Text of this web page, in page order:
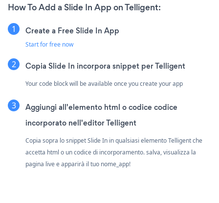
How To Add a Slide In App on Telligent:
Create a Free Slide In App
Start for free now
Copia Slide In incorpora snippet per Telligent
Your code block will be available once you create your app
Aggiungi all'elemento html o codice codice
incorporato nell'editor Telligent
Copia sopra lo snippet Slide In in qualsiasi elemento Telligent che
accetta html o un codice di incorporamento. salva, visualizza la
pagina live e apparirà il tuo nome_app!